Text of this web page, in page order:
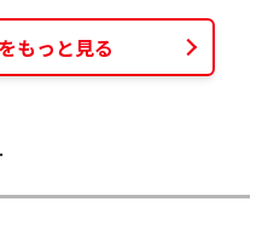
もっと見る